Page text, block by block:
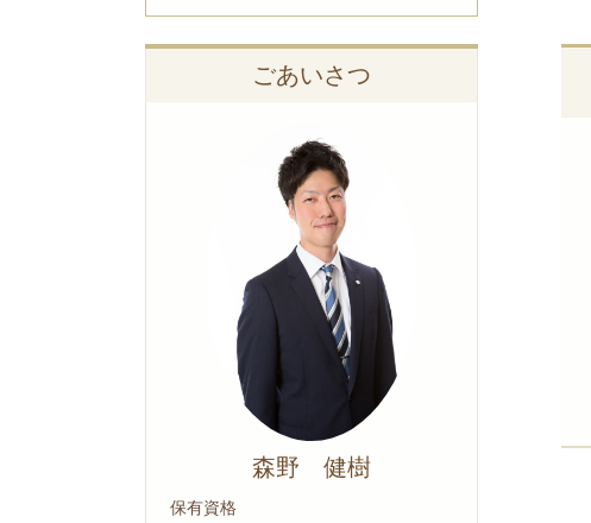
ごあいさつ
森野 健樹
保有資格